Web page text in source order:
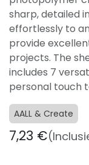
sharp, detailed
effortlessly to
provide
projects. The
includes 7
personal touch
AALL & Create
7,23 €